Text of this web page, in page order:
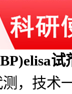
试
，技术